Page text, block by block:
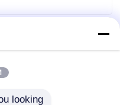
looking